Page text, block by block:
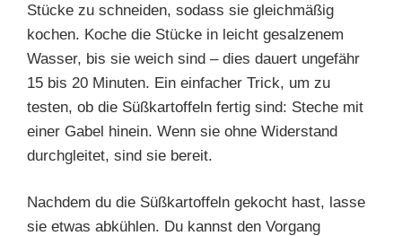
Stücke zu schneiden, sodass sie gleichmäßig
kochen. Koche die Stücke in leicht gesalzenem
Wasser, bis sie weich sind – dies dauert ungefähr
15 bis 20 Minuten. Ein einfacher Trick, um zu
testen, ob die Süßkartoffeln fertig sind: Steche mit
einer Gabel hinein. Wenn sie ohne Widerstand
durchgleitet, sind sie bereit.
Nachdem du die Süßkartoffeln gekocht hast, lasse
sie etwas abkühlen. Du kannst den Vorgang